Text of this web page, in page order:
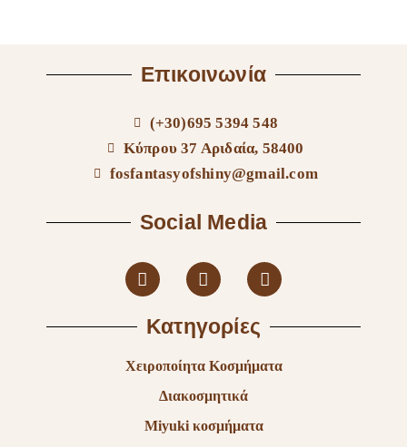
Επικοινωνία
(+30)695 5394 548
Κύπρου 37 Αριδαία, 58400
fosfantasyofshiny@gmail.com
Social Media
Κατηγορίες
Χειροποίητα Κοσμήματα
Διακοσμητικά
Miyuki κοσμήματα